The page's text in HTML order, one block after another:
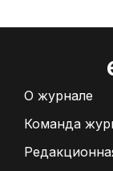
О журнале
Команда